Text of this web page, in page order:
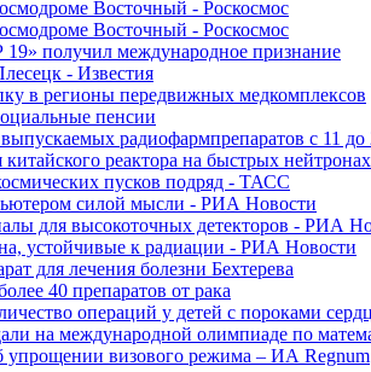
Восточный - Роскосмос
Восточный - Роскосмос
получил международное признание
- Известия
в регионы передвижных медкомплексов
пенсии
радиофармпрепаратов с 11 до
реактора на быстрых
пусков подряд - ТАСС
силой мысли - РИА Новости
для высокоточных детекторов - РИА
устойчивые к радиации - РИА Новости
для лечения болезни Бехтерева
40 препаратов от рака
операций у детей с пороками
на международной олимпиаде по
упрощении визового режима – ИА Regnum